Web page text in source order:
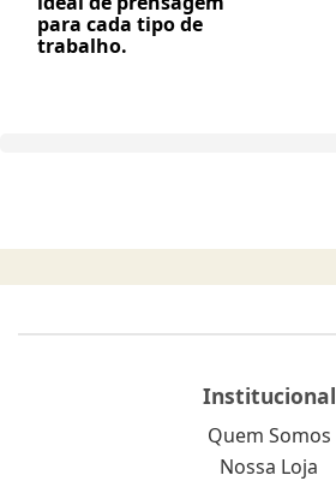
para cada tipo de
trabalho.
Institucional
Quem Somos
Nossa Loja